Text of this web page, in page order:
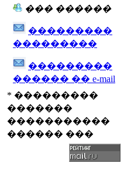
��� ������
���������
���������
���������
������ �� e-mail
* ���������
�������
�����������
������ ���